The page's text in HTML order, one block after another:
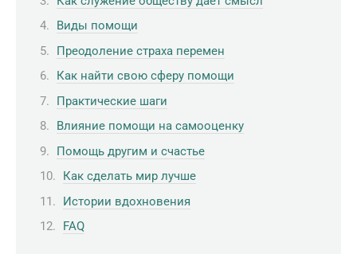
Виды помощи
Преодоление страха перемен
Как найти свою сферу помощи
Практические шаги
Влияние помощи на самооценку
Помощь другим и счастье
Как сделать мир лучше
Истории вдохновения
FAQ